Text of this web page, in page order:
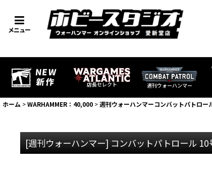
メニュー
店長セレクト 週刊ウォーハンマー
ホーム >WARHAMMER：40,000 >週刊ウォーハンマーコンバットパトロー
[週刊ウォーハンマー] コンバットパトロール 10